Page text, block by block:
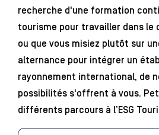
recherche d'une formation
tourisme pour travailler dans le
ou que vous misiez plutôt sur
alternance pour intégrer un
rayonnement international, de
possibilités s'offrent à vous.
différents parcours à l’ESG